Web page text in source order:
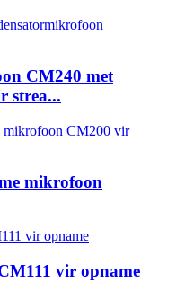
CM240 met
strea...
mikrofoon
vir opname